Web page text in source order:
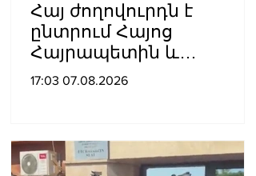
Հայ ժողովուրդն է
ընտրում Հայոց
Հայրապետին և
հեռացնելու
մարդը. Նարեկ
Կարապետյան
17:03 07.08.2026